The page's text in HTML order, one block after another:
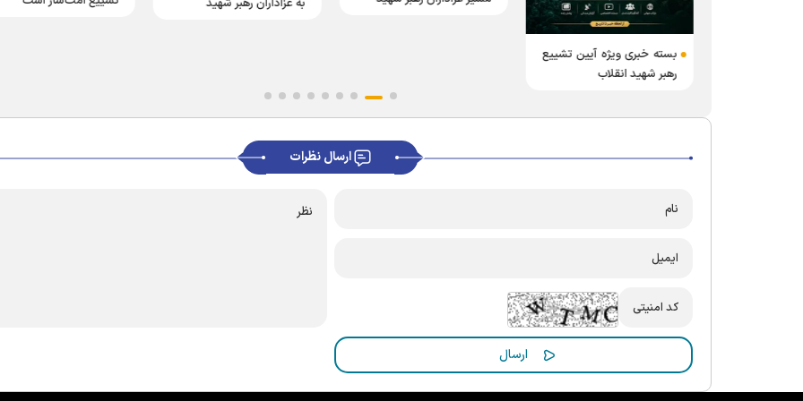
بسته خبری ویژه آیین تشییع
رهبر شهید انقلاب
ارسال نظرات